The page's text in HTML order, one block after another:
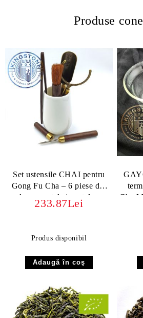
Produse
Set ustensile CHAI pentru
Gong Fu Cha – 6 piese din
lemn, metal și porțelan
233.87Lei
Produs disponibil
Cha